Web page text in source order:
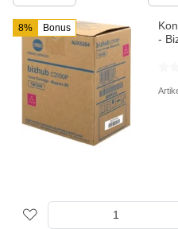
8% Bonus
-